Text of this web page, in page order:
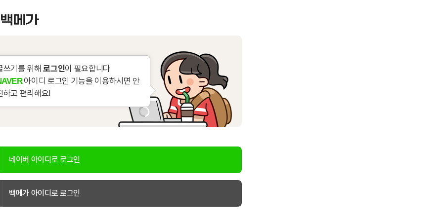
쓰기를 위해로그인이 필요합니다
아이디 로그인 기능을 이용하시면 안
하고 편리해요!
네이버 아이디로 로그인
백메가 아이디로 로그인